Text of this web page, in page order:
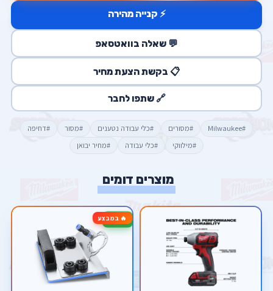
⚡ קנייה מהירה
💬 שאלה בוואטסאפ
📋 בקשת הצעת מחיר
🔗 שתפו לחבר
#Milwaukee #מסורים #כלי עבודה נטענים #מסור
#דחיפה
#מילווקי
#כלי עבודה #מחיר יבואן
מוצרים דומים
🔥 במבצע-40%